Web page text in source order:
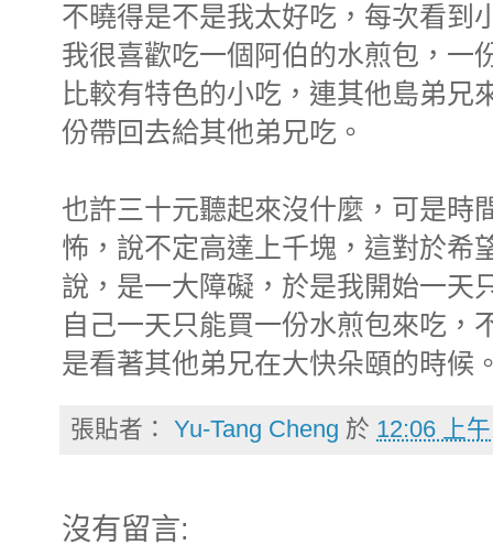
不曉得是不是我太好吃，每次看到
我很喜歡吃一個阿伯的水煎包，一
比較有特色的小吃，連其他島弟兄
份帶回去給其他弟兄吃。
也許三十元聽起來沒什麼，可是時
怖，說不定高達上千塊，這對於希
說，是一大障礙，於是我開始一天
自己一天只能買一份水煎包來吃，
是看著其他弟兄在大快朵頤的時候
張貼者： Yu-Tang Cheng 於 12:06 上午
沒有留言: